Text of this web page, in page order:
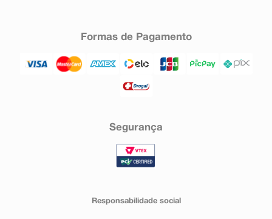
Formas de Pagamento
Segurança
Responsabilidade social